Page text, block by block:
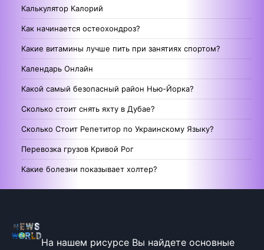
Калькулятор Калорий
Как начинается остеохондроз?
Какие витамины лучше пить при занятиях спортом?
Календарь Онлайн
Какой самый безопасный район Нью-Йорка?
Сколько стоит снять яхту в Дубае?
Сколько Стоит Репетитор по Украинскому Языку?
Перевозка грузов Кривой Рог
Какие болезни показывает холтер?
На нашем рисурсе Вы найдете основные